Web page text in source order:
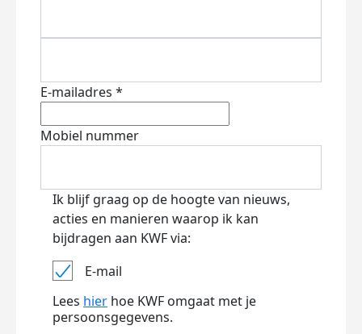
E-mailadres *
Mobiel nummer
Ik blijf graag op de hoogte van nieuws,
acties en manieren waarop ik kan
bijdragen aan KWF via:
E-mail
Lees hier hoe KWF omgaat met je
persoonsgegevens.